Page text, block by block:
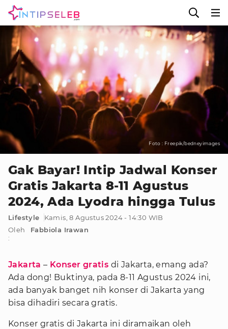
Foto : Freepik/bedneyimages
Gak Bayar! Intip Jadwal Konser
Gratis Jakarta 8-11 Agustus
2024, Ada Lyodra hingga Tulus
Lifestyle
Kamis, 8 Agustus 2024 - 14:30 WIB
Oleh
:
Fabbiola Irawan
Jakarta – Konser gratis di Jakarta, emang ada?
Ada dong! Buktinya, pada 8-11 Agustus 2024 ini,
ada banyak banget nih konser di Jakarta yang
bisa dihadiri secara gratis.
Konser gratis di Jakarta ini diramaikan oleh